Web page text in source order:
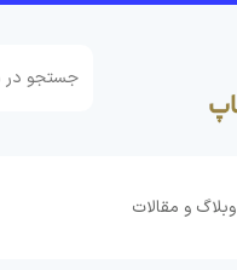
وبلاگ و مقالات